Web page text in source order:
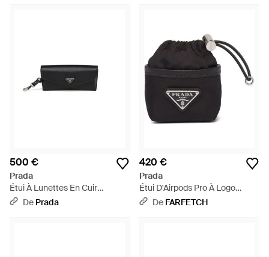
500 €
Prada
Étui À Lunettes En Cuir
Saffiano, Homme - Noir
De Prada
420 €
Prada
Étui D'Airpods Pro À Logo
Imprimé - Noir
De FARFETCH